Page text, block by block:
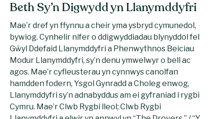
Beth Sy’n Digwydd yn Llanymddyfri
Mae’r dref yn ffynnu a cheir yma ysbryd cymunedol,
bywiog. Cynhelir nifer o ddigwyddiadau blynyddol fel
Gŵyl Ddefaid Llanymddyfri a Phenwythnos Beiciau
Modur Llanymddyfri, sy’n denu ymwelwyr o bell ac
agos. Mae’r cyfleusterau yn cynnwys canolfan
hamdden fodern, Ysgol Gynradd a Choleg enwog,
Llanymddyfri sy’n adnabyddus am ei gyfraniad i rygbi
Cymru. Mae’r Clwb Rygbi lleol; Clwb Rygbi